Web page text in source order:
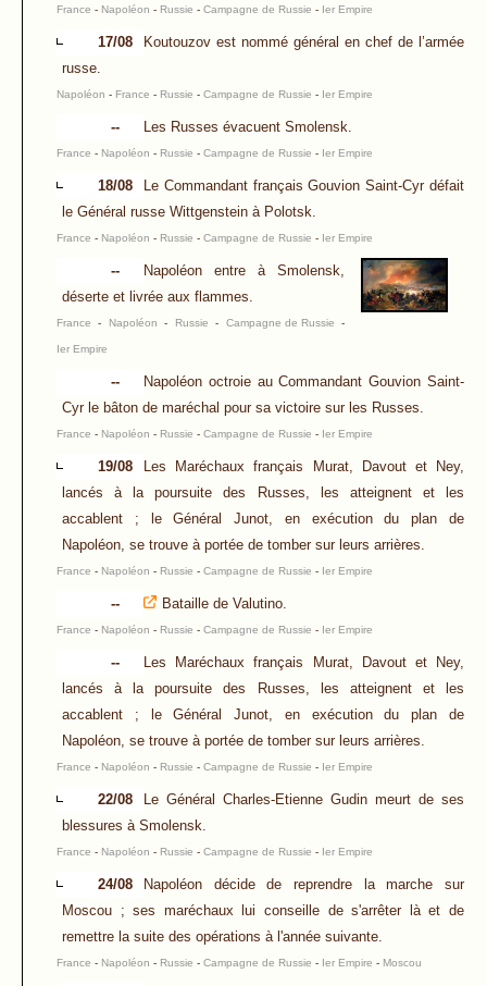
France - Napoléon - Russie - Campagne de Russie - Ier Empire
17/08
Koutouzov est nommé général en chef de l’armée
russe.
Napoléon - France - Russie - Campagne de Russie - Ier Empire
-- Les Russes évacuent Smolensk.
France - Napoléon - Russie - Campagne de Russie - Ier Empire
18/08
Le Commandant français Gouvion Saint-Cyr défait
le Général russe Wittgenstein à Polotsk.
France - Napoléon - Russie - Campagne de Russie - Ier Empire
--
Napoléon entre à Smolensk,
déserte et livrée aux flammes.
France - Napoléon - Russie - Campagne de Russie -
Ier Empire
--
Napoléon octroie au Commandant Gouvion Saint-
Cyr le bâton de maréchal pour sa victoire sur les Russes.
France - Napoléon - Russie - Campagne de Russie - Ier Empire
19/08
Les Maréchaux français Murat, Davout et Ney,
lancés à la poursuite des Russes, les atteignent et les
accablent ; le Général Junot, en exécution du plan de
Napoléon, se trouve à portée de tomber sur leurs arrières.
France - Napoléon - Russie - Campagne de Russie - Ier Empire
-- Bataille de Valutino.
France - Napoléon - Russie - Campagne de Russie - Ier Empire
--
Les Maréchaux français Murat, Davout et Ney,
lancés à la poursuite des Russes, les atteignent et les
accablent ; le Général Junot, en exécution du plan de
Napoléon, se trouve à portée de tomber sur leurs arrières.
France - Napoléon - Russie - Campagne de Russie - Ier Empire
22/08
Le Général Charles-Etienne Gudin meurt de ses
blessures à Smolensk.
France - Napoléon - Russie - Campagne de Russie - Ier Empire
24/08
Napoléon décide de reprendre la marche sur
Moscou ; ses maréchaux lui conseille de s'arrêter là et de
remettre la suite des opérations à l'année suivante.
France - Napoléon - Russie - Campagne de Russie - Ier Empire - Moscou